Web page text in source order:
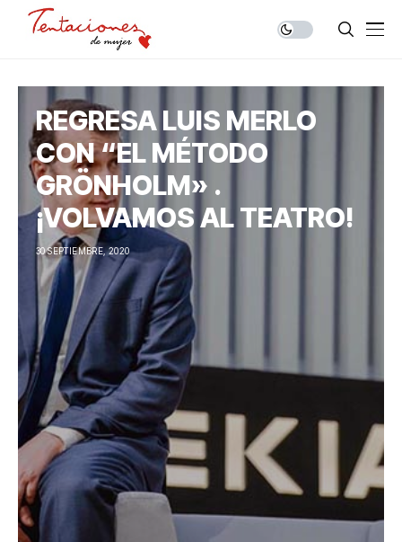
REGRESA LUIS MERLO
CON “EL MÉTODO
GRÖNHOLM» .
¡VOLVAMOS AL TEATRO!
30 SEPTIEMBRE, 2020